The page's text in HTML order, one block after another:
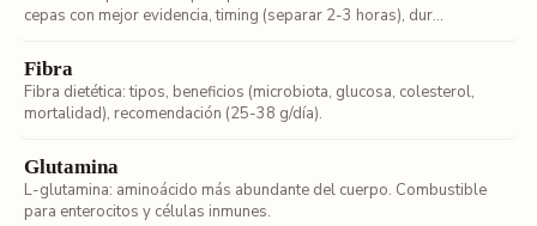
cepas con mejor evidencia, timing (separar 2-3 horas), dur...
Fibra
Fibra dietética: tipos, beneficios (microbiota, glucosa, colesterol,
mortalidad), recomendación (25-38 g/día).
Glutamina
L-glutamina: aminoácido más abundante del cuerpo. Combustible
para enterocitos y células inmunes.